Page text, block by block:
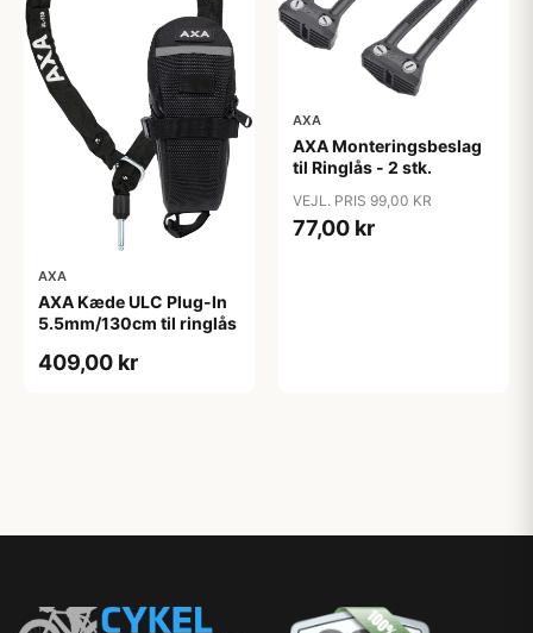
AXA
AXA Kæde ULC Plug-In
5.5mm/130cm til ringlås
409,00 kr
AXA
AXA Monteringsbeslag
til Ringlås - 2 stk.
VEJL. PRIS 99,00 KR
77,00 kr